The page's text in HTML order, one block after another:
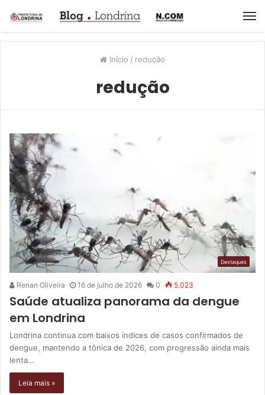
Início / redução
redução
Destaques
Renan Oliveira 16 de julho de 2026 0 5.023
Saúde atualiza panorama da dengue
em Londrina
Londrina continua com baixos índices de casos confirmados de
dengue, mantendo a tônica de 2026, com progressão ainda mais
lenta…
Leia mais »